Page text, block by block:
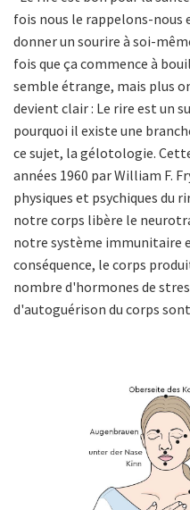
fois nous le rappelons-nous
donner un sourire à soi-
fois que ça commence à
semble étrange, mais plus
devient clair : Le rire est un
pourquoi il existe une
ce sujet, la gélotologie.
années 1960 par William F.
physiques et psychiques du
notre corps libère le
notre système immunitaire
conséquence, le corps
nombre d'hormones de
d'autoguérison du corps